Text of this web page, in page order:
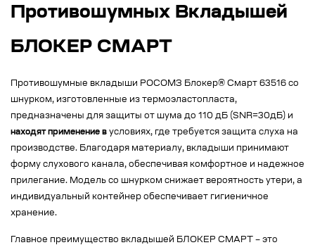
Противошумных Вкладышей
БЛОКЕР СМАРТ
Противошумные вкладыши РОСОМЗ Блокер® Смарт 63516 со
шнурком, изготовленные из термоэластопласта,
предназначены для защиты от шума до 110 дБ (SNR=30дБ) и
находят применение в условиях, где требуется защита слуха на
производстве. Благодаря материалу, вкладыши принимают
форму слухового канала, обеспечивая комфортное и надежное
прилегание. Модель со шнурком снижает вероятность утери, а
индивидуальный контейнер обеспечивает гигиеничное
хранение.
Главное преимущество вкладышей БЛОКЕР СМАРТ – это